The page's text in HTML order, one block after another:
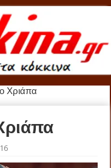
Χριάπα